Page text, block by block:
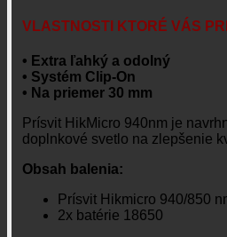
VLASTNOSTI KTORÉ VÁS
• Extra ľahký a odolný
• Systém Clip-On
• Na priemer 30 mm
Prísvit HikMicro 940nm je
doplnkové svetlo na zlepšenie
Obsah balenia:
Prísvit Hikmicro 940/850
2x batérie 18650